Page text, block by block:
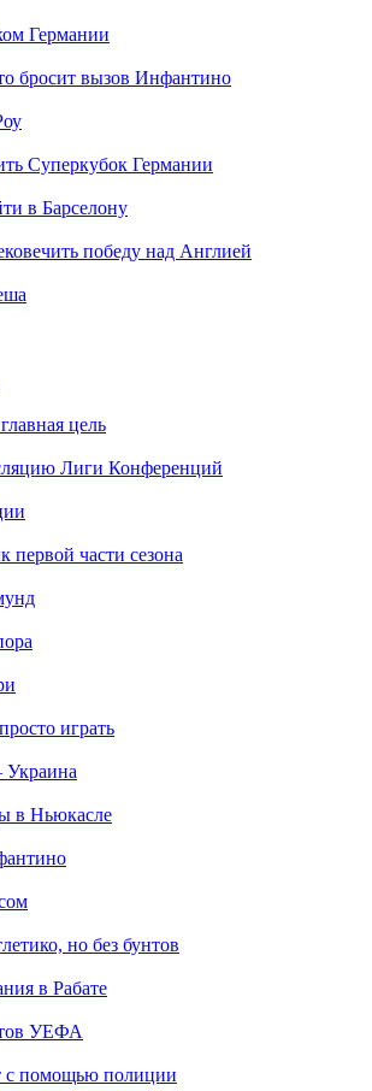
Германии
бросит вызов Инфантино
Суперкубок Германии
в Барселону
победу над Англией
цель
Лиги Конференций
части сезона
играть
Украина
в Ньюкасле
но без бунтов
в Рабате
УЕФА
с помощью полиции